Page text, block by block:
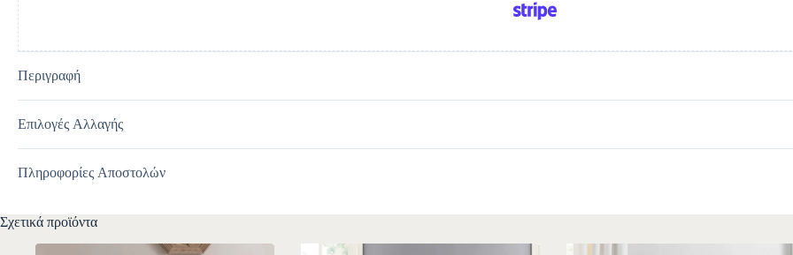
Περιγραφή
Επιλογές Αλλαγής
Πληροφορίες Αποστολών
Σχετικά προϊόντα